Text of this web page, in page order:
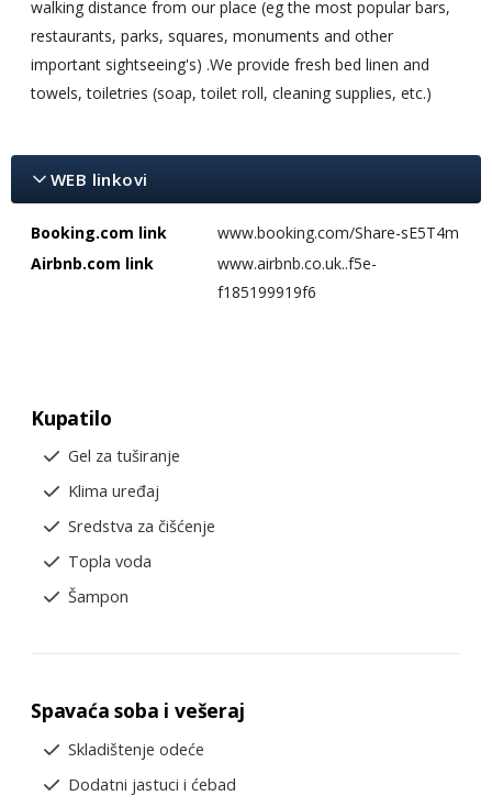
walking distance from our place (eg the most popular bars,
restaurants, parks, squares, monuments and other
important sightseeing's) .We provide fresh bed linen and
towels, toiletries (soap, toilet roll, cleaning supplies, etc.)
WEB linkovi
Booking.com link
www.booking.com/Share-sE5T4m
Airbnb.com link
www.airbnb.co.uk..f5e-
f185199919f6
Kupatilo
Gel za tuširanje
Klima uređaj
Sredstva za čišćenje
Topla voda
Šampon
Spavaća soba i vešeraj
Skladištenje odeće
Dodatni jastuci i ćebad